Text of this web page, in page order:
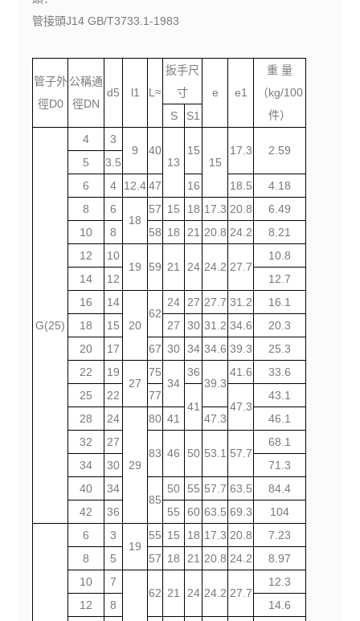
管接頭J14 GB/T3733.1-1983
管子外
徑D0
公稱通
徑DN
d5 l1 L≈
扳手尺
寸
e e1
重 量
（kg/100
件）
S S1
G(25)
4
3
9
40
13
15
15
17.3
2.59
5
3.5
6
4 12.4 47 16 18.5
4.18
8
6
18
57 15 18 17.3 20.8
6.49
10
8 58 18 21 20.8 24.2
8.21
12
10
19
59 21 24 24.2 27.7
10.8
14
12
12.7
16
14
20
62
24 27 27.7 31.2
16.1
18
15 27 30 31.2 34.6
20.3
20
17 67 30 34 34.6 39.3
25.3
22
19
27
75
34
36
39.3
41.6
33.6
25
22
77
41
47.3
43.1
28
24
29
80 41 47.3
46.1
32
27
83 46 50 53.1 57.7
68.1
34
30
71.3
40
34
85
50 55 57.7 63.5
84.4
42
36 55 60 63.5 69.3 104
6
3
19
55 15 18 17.3 20.8
7.23
8
5 57 18 21 20.8 24.2
8.97
10
7
62 21 24 24.2 27.7
12.3
12
8
14.6